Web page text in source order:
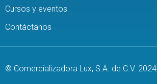
Cursos y eventos
Contáctanos
© Comercializadora Lux, S.A. de C.V. 2024